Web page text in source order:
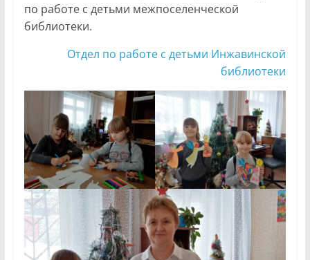
по работе с детьми межпоселенческой
библиотеки.
Отдел по работе с детьми Инжавинской
библиотеки